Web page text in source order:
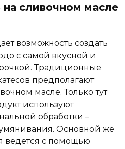
сливочном масле
возможность создать
с самой вкусной и
Традиционные
предполагают
масле. Только тут
используют
обработки –
Основной же
ведется с помощью